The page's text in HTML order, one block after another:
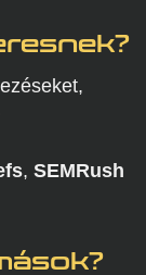
, SEMRush